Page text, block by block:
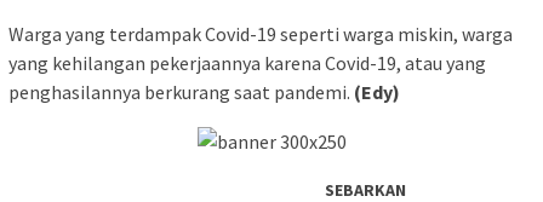
Warga yang terdampak Covid-19 seperti warga miskin, warga
yang kehilangan pekerjaannya karena Covid-19, atau yang
penghasilannya berkurang saat pandemi. (Edy)
SEBARKAN